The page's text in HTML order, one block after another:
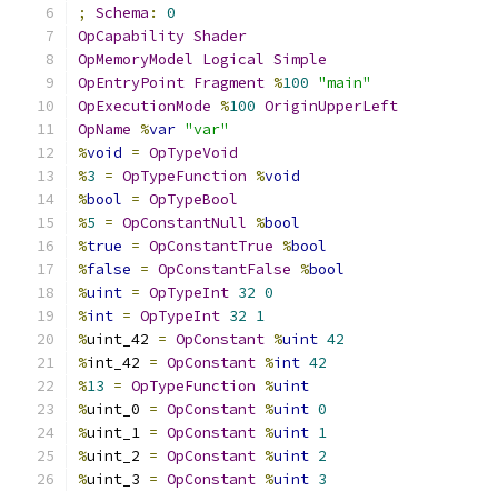
;
Schema :
0
OpCapability Shader
OpMemoryModel Logical Simple
OpEntryPoint Fragment %100 "main"
OpExecutionMode %100 OriginUpperLeft
OpName %var "var"
%void = OpTypeVoid
%3 = OpTypeFunction %void
%bool = OpTypeBool
%5 = OpConstantNull %bool
%true = OpConstantTrue %bool
%false = OpConstantFalse %bool
%uint = OpTypeInt 32 0
%int = OpTypeInt 32 1
%uint_42 = OpConstant %uint 42
%int_42 = OpConstant %int 42
%13 = OpTypeFunction %uint
%uint_0 = OpConstant %uint 0
%uint_1 = OpConstant %uint 1
%uint_2 = OpConstant %uint 2
%uint_3 = OpConstant %uint 3